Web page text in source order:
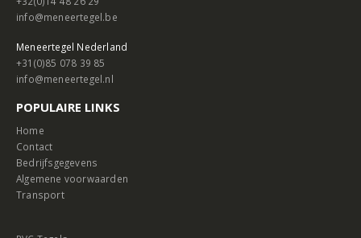
info@meneertegel.be
Meneertegel Nederland
+31(0)85 078 39 85
info@meneertegel.nl
POPULAIRE LINKS
Home
Contact
Bedrijfsgegevens
Algemene voorwaarden
Transport